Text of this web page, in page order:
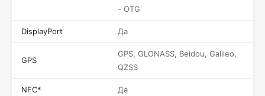
- OTG
DisplayPort Да
GPS
GPS, GLONASS, Beidou, Galileo,
QZSS
NFC* Да